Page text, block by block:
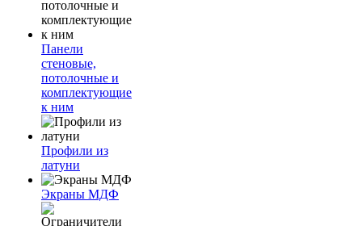
Панели
стеновые,
потолочные и
комплектующие
к ним
Профили из
латуни
Экраны МДФ